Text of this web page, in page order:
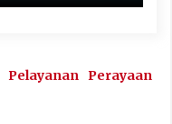
Pelayanan Perayaan